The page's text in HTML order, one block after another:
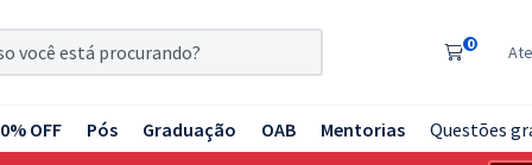
0
OFF Pós Graduação OAB Mentorias Questões